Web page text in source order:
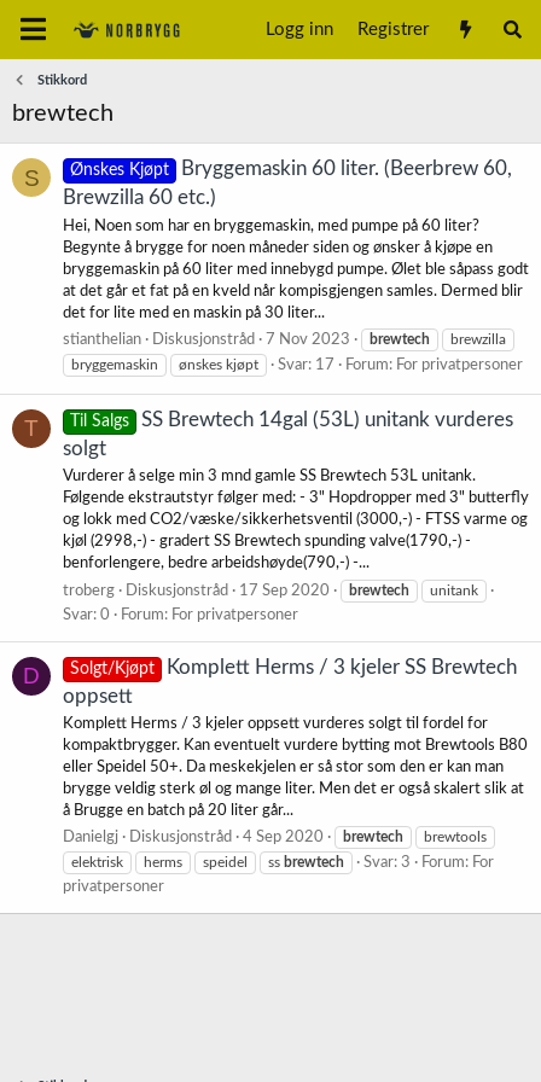
Logg inn Registrer
Stikkord
brewtech
S Ønskes Kjøpt
Bryggemaskin 60 liter. (Beerbrew 60,
Brewzilla 60 etc.)
Hei, Noen som har en bryggemaskin, med pumpe på 60 liter?
Begynte å brygge for noen måneder siden og ønsker å kjøpe en
bryggemaskin på 60 liter med innebygd pumpe. Ølet ble såpass godt
at det går et fat på en kveld når kompisgjengen samles. Dermed blir
det for lite med en maskin på 30 liter...
stianthelian
Diskusjonstråd 7 Nov 2023 brewtech
brewzilla
bryggemaskin
ønskes kjøpt Svar: 17 Forum: For privatpersoner
T Til Salgs
SS Brewtech 14gal (53L) unitank vurderes
solgt
Vurderer å selge min 3 mnd gamle SS Brewtech 53L unitank.
Følgende ekstrautstyr følger med: - 3" Hopdropper med 3" butterfly
og lokk med CO2/væske/sikkerhetsventil (3000,-) - FTSS varme og
kjøl (2998,-) - gradert SS Brewtech spunding valve(1790,-) -
benforlengere, bedre arbeidshøyde(790,-) -...
troberg
Diskusjonstråd 17 Sep 2020 brewtech unitank
Svar: 0 Forum: For privatpersoner
D Solgt/Kjøpt
Komplett Herms / 3 kjeler SS Brewtech
oppsett
Komplett Herms / 3 kjeler oppsett vurderes solgt til fordel for
kompaktbrygger. Kan eventuelt vurdere bytting mot Brewtools B80
eller Speidel 50+. Da meskekjelen er så stor som den er kan man
brygge veldig sterk øl og mange liter. Men det er også skalert slik at
å Brugge en batch på 20 liter går...
Danielgj
Diskusjonstråd 4 Sep 2020 brewtech
brewtools
elektrisk
herms speidel ss brewtech Svar: 3 Forum: For
privatpersoner